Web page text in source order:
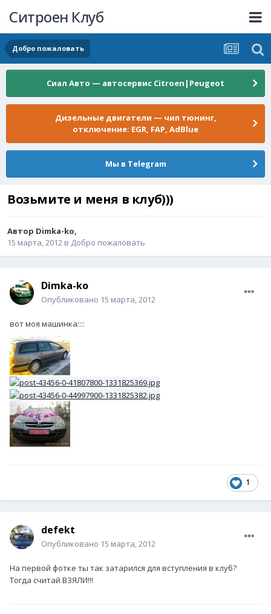
Ситроен Клуб
Добро пожаловать
Сиал Авто — автосервис Citroen|Peugeot
Дизельные двигатели — чип тюнинг,
отключение: EGR, FAP, AdBlue
Мы в Telegram
Возьмите и меня в клуб)))
Автор Dimka-ko,
15 марта, 2012 в Добро пожаловать
Dimka-ko
Опубликовано 15 марта, 2012
вот моя машинка::::
1
defekt
Опубликовано 15 марта, 2012
На первой фотке ты так затарился для вступления в клуб?
Тогда считай ВЗЯЛИ!!!